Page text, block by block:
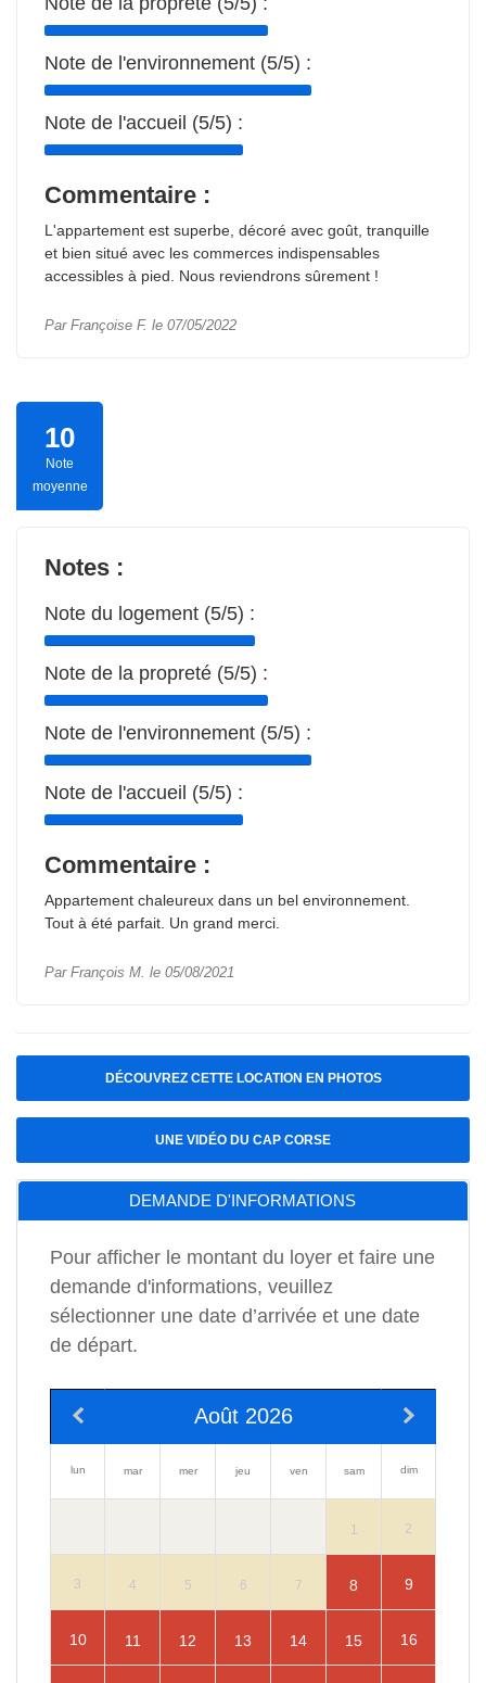
Note de l'environnement (5/5) :
Note de l'accueil (5/5) :
Commentaire :
L'appartement est superbe, décoré avec goût, tranquille
et bien situé avec les commerces indispensables
accessibles à pied. Nous reviendrons sûrement !
Par Françoise F. le 07/05/2022
10
Note
moyenne
Notes :
Note du logement (5/5) :
Note de la propreté (5/5) :
Note de l'environnement (5/5) :
Note de l'accueil (5/5) :
Commentaire :
Appartement chaleureux dans un bel environnement.
Tout à été parfait. Un grand merci.
Par François M. le 05/08/2021
DÉCOUVREZ CETTE LOCATION EN PHOTOS
UNE VIDÉO DU CAP CORSE
DEMANDE D'INFORMATIONS
Pour afficher le montant du loyer et faire une
demande d'informations, veuillez
sélectionner une date d’arrivée et une date
de départ.
Août 2026
lun mar mer jeu ven sam dim
1 2
3 4 5 6 7 8 9
10 11 12 13 14 15 16